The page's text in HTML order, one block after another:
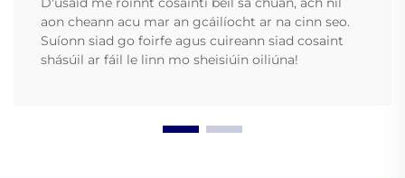
aon cheann acu mar an gcáilíocht ar na cinn seo.
Suíonn siad go foirfe agus cuireann siad cosaint
shásúil ar fáil le linn mo sheisiúin oiliúna!